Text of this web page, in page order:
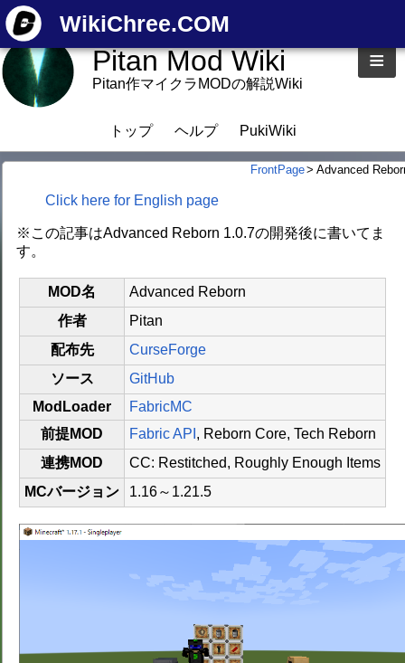
WikiChree.COM
Pitan Mod Wiki
Pitan作マイクラMODの解説Wiki
≡
トップ ヘルプ PukiWiki
FrontPage> Advanced
Click here for English page
※この記事はAdvanced Reborn 1.0.7の開発後に書いてま
す。
MOD名
Advanced Reborn
作者
Pitan
配布先
CurseForge
ソース
GitHub
ModLoader
FabricMC
前提MOD
Fabric API , Reborn Core, Tech Reborn
連携MOD
CC: Restitched, Roughly Enough Items
MCバージョン
1.16～1.21.5